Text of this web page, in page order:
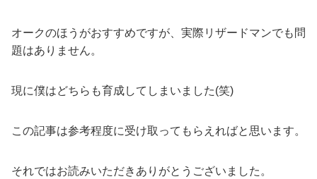
オークのほうがおすすめですが、実際リザードマンでも問
題はありません。
現に僕はどちらも育成してしまいました(笑)
この記事は参考程度に受け取ってもらえればと思います。
それではお読みいただきありがとうございました。